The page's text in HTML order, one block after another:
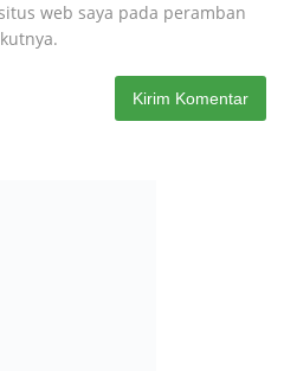
web saya pada peramban